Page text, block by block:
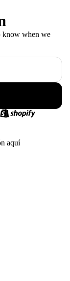
know when we
aquí